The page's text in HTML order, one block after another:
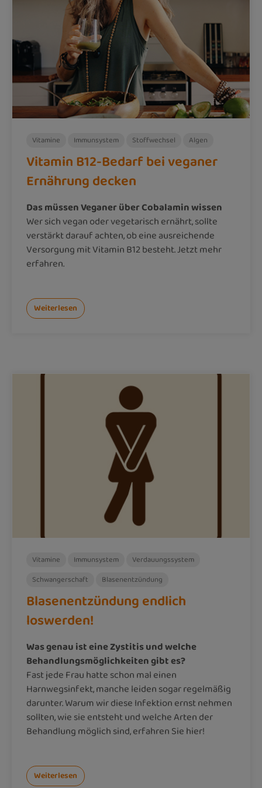
Vitamine Immunsystem Stoffwechsel Algen
Vitamin B12-Bedarf bei veganer
Ernährung decken
Das müssen Veganer über Cobalamin wissen
Wer sich vegan oder vegetarisch ernährt, sollte
verstärkt darauf achten, ob eine ausreichende
Versorgung mit Vitamin B12 besteht. Jetzt mehr
erfahren.
Weiterlesen
Vitamine Immunsystem
Verdauungssystem
Schwangerschaft
Blasenentzündung
Blasenentzündung endlich
loswerden!
Was genau ist eine Zystitis und welche
Behandlungsmöglichkeiten gibt es?
Fast jede Frau hatte schon mal einen
Harnwegsinfekt, manche leiden sogar regelmäßig
darunter. Warum wir diese Infektion ernst nehmen
sollten, wie sie entsteht und welche Arten der
Behandlung möglich sind, erfahren Sie hier!
Weiterlesen